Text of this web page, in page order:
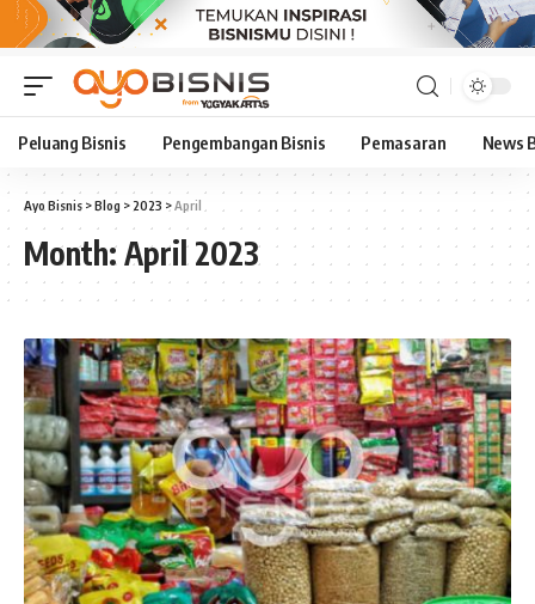
Peluang Bisnis Pengembangan Bisnis Pemasaran News
Ayo Bisnis >Blog > 2023 >April
Month:April 2023